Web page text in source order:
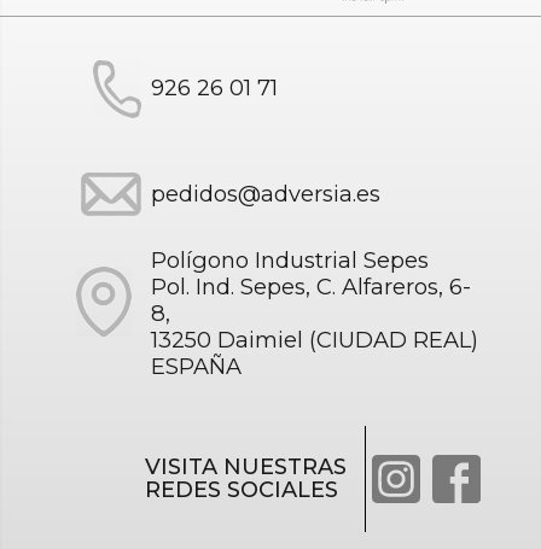
926 26 01 71
pedidos@adversia.es
Polígono Industrial Sepes
Pol. Ind. Sepes, C. Alfareros, 6-
8,
13250 Daimiel (CIUDAD REAL)
ESPAÑA
VISITA NUESTRAS
REDES SOCIALES